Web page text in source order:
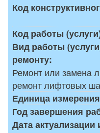
Код
Код работы
Вид работы
ремонту:
Ремонт или замена
ремонт лифтовых
Единица
Год завершения
Дата